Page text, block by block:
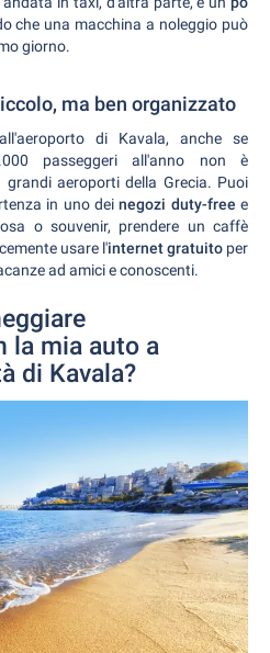
che una macchina a noleggio può
giorno.
ma ben organizzato
di Kavala, anche se
passeggeri all'anno non è
grandi aeroporti della Grecia. Puoi
in uno deinegozi duty-free e
o souvenir, prendere un caffè
usare l'internet gratuito per
ad amici e conoscenti.
la mia auto a
di Kavala?